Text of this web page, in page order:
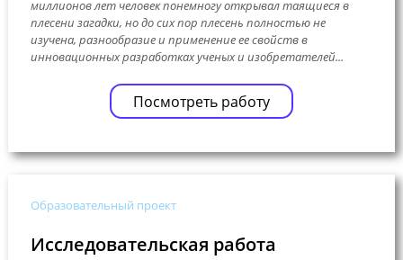
миллионов лет человек понемногу открывал таящиеся в
плесени загадки, но до сих пор плесень полностью не
изучена, разнообразие и применение ее свойств в
инновационных разработках ученых и изобретателей...
Посмотреть работу
Образовательный проект
Исследовательская работа